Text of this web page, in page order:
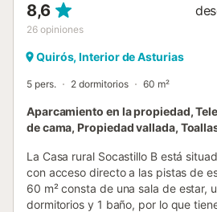
8,6
26 opiniones
Quirós, Interior de Asturias
5 pers. 2 dormitorios 60 m²
Aparcamiento en la propiedad,
de cama, Propiedad vallada,
La Casa rural Socastillo B está
con acceso directo a las pistas de
60 m² consta de una sala de estar,
dormitorios y 1 baño, por lo que